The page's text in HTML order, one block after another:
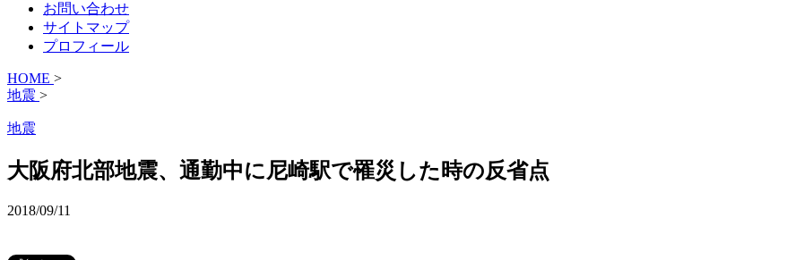
お問い合わせ
サイトマップ
プロフィール
HOME >
地震 >
地震
大阪府北部地震、通勤中に尼崎駅で罹災した時の反省点
2018/09/11